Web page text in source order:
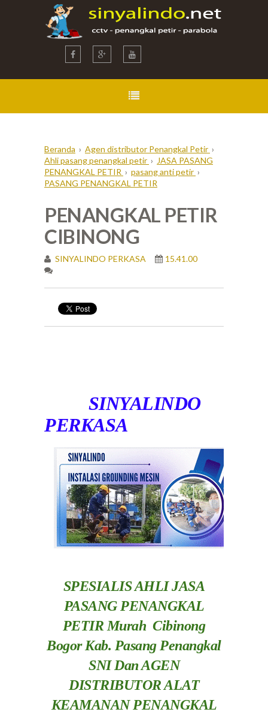
Beranda › Agen distributor Penangkal Petir ›
Ahli pasang penangkal petir › JASA PASANG
PENANGKAL PETIR › pasang anti petir ›
PASANG PENANGKAL PETIR
PENANGKAL PETIR
CIBINONG
SINYALINDO PERKASA 15.41.00
SINYALINDO
PERKASA
SPESIALIS AHLI JASA
PASANG PENANGKAL
PETIR Murah Cibinong
Bogor Kab. Pasang Penangkal
SNI Dan AGEN
DISTRIBUTOR ALAT
KEAMANAN PENANGKAL